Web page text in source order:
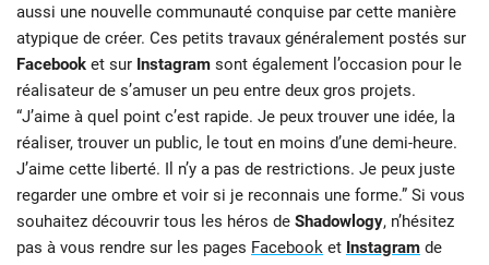
aussi une nouvelle communauté conquise par cette manière
atypique de créer. Ces petits travaux généralement postés sur
Facebook et sur Instagram sont également l’occasion pour le
réalisateur de s’amuser un peu entre deux gros projets.
“J’aime à quel point c’est rapide. Je peux trouver une idée, la
réaliser, trouver un public, le tout en moins d’une demi-heure.
J’aime cette liberté. Il n’y a pas de restrictions. Je peux juste
regarder une ombre et voir si je reconnais une forme.” Si vous
souhaitez découvrir tous les héros de Shadowlogy, n’hésitez
pas à vous rendre sur les pages Facebook et Instagram de